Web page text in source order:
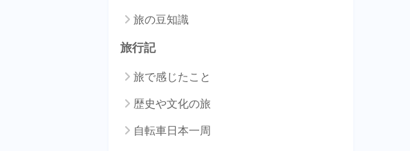
旅の豆知識
旅行記
旅で感じたこと
歴史や文化の旅
自転車日本一周